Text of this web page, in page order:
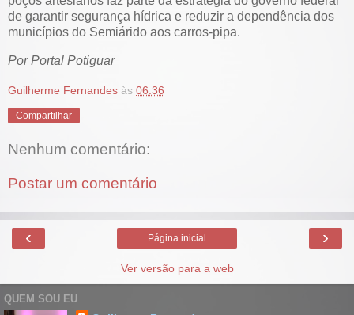
de garantir segurança hídrica e reduzir a dependência dos
municípios do Semiárido aos carros-pipa.
Por Portal Potiguar
Guilherme Fernandes às 06:36
Compartilhar
Nenhum comentário:
Postar um comentário
‹ ›
Página inicial
Ver versão para a web
QUEM SOU EU